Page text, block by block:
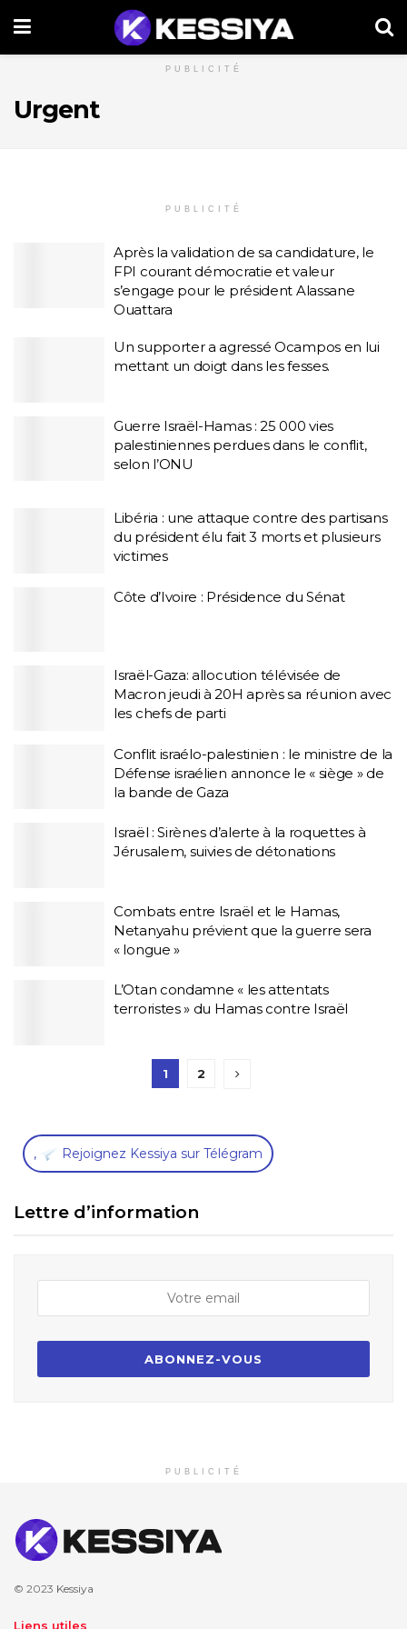
PUBLICITÉ
Urgent
PUBLICITÉ
Après la validation de sa candidature, le
FPI courant démocratie et valeur
s’engage pour le président Alassane
Ouattara
Un supporter a agressé Ocampos en lui
mettant un doigt dans les fesses.
Guerre Israël-Hamas : 25 000 vies
palestiniennes perdues dans le conflit,
selon l’ONU
Libéria : une attaque contre des partisans
du président élu fait 3 morts et plusieurs
victimes
Côte d’Ivoire : Présidence du Sénat
Israël-Gaza: allocution télévisée de
Macron jeudi à 20H après sa réunion avec
les chefs de parti
Conflit israélo-palestinien : le ministre de la
Défense israélien annonce le « siège » de
la bande de Gaza
Israël : Sirènes d’alerte à la roquettes à
Jérusalem, suivies de détonations
Combats entre Israël et le Hamas,
Netanyahu prévient que la guerre sera
« longue »
L’Otan condamne « les attentats
terroristes » du Hamas contre Israël
1 2
, Rejoignez Kessiya sur Télégram
Lettre d’information
PUBLICITÉ
© 2023 Kessiya
Liens utiles